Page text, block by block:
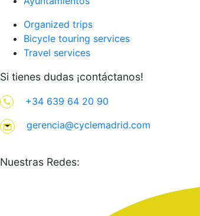
Organized trips
Bicycle touring services
Travel services
Si tienes dudas ¡contáctanos!
+34 639 64 20 90
gerencia@cyclemadrid.com
Nuestras Redes: